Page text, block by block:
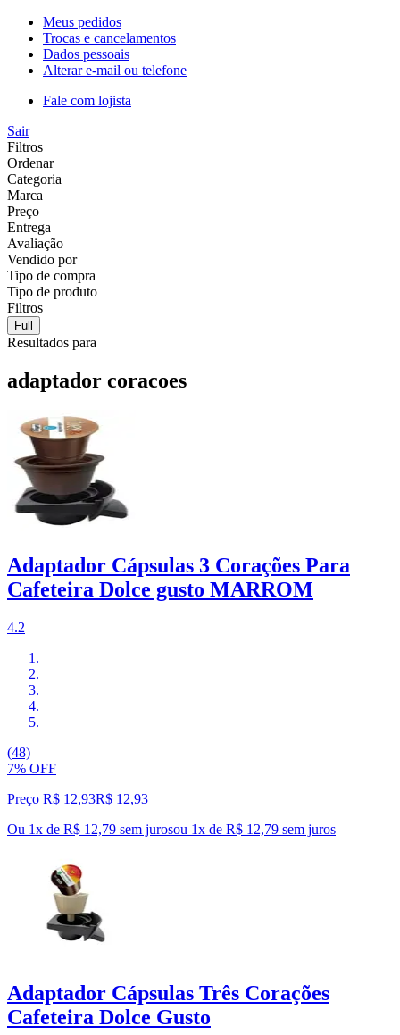
Meus pedidos
Trocas e cancelamentos
Dados pessoais
Alterar e-mail ou telefone
Fale com lojista
Sair
Filtros
Ordenar
Categoria
Marca
Preço
Entrega
Avaliação
Vendido por
Tipo de compra
Tipo de produto
Filtros
Full
Resultados para
adaptador coracoes
Adaptador Cápsulas 3 Corações Para
Cafeteira Dolce gusto MARROM
4.2
(48)
7% OFF
Preço R$ 12,93R$ 12,93
Ou 1x de R$ 12,79 sem jurosou 1x de R$ 12,79 sem juros
Adaptador Cápsulas Três Corações
Cafeteira Dolce Gusto